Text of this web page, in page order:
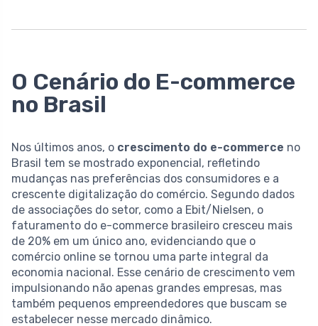
O Cenário do E-commerce
no Brasil
Nos últimos anos, o crescimento do e-commerce no
Brasil tem se mostrado exponencial, refletindo
mudanças nas preferências dos consumidores e a
crescente digitalização do comércio. Segundo dados
de associações do setor, como a Ebit/Nielsen, o
faturamento do e-commerce brasileiro cresceu mais
de 20% em um único ano, evidenciando que o
comércio online se tornou uma parte integral da
economia nacional. Esse cenário de crescimento vem
impulsionando não apenas grandes empresas, mas
também pequenos empreendedores que buscam se
estabelecer nesse mercado dinâmico.